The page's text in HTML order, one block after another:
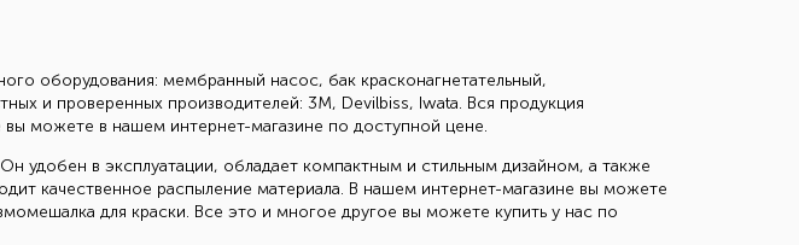
оборудования: мембранный насос, бак красконагнетательный,
и проверенных производителей: 3М, Devilbiss, Iwata. Вся продукция
можете в нашем интернет-магазине по доступной цене.
удобен в эксплуатации, обладает компактным и стильным дизайном, а также
качественное распыление материала. В нашем интернет-магазине вы можете
для краски. Все это и многое другое вы можете купить у нас по